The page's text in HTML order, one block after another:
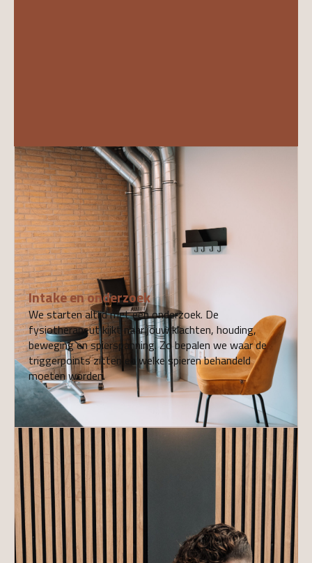
01
Intake en onderzoek
We starten altijd met een onderzoek. De
fysiotherapeut kijkt naar jouw klachten, houding,
beweging en spierspanning. Zo bepalen we waar de
triggerpoints zitten en welke spieren behandeld
moeten worden.
02